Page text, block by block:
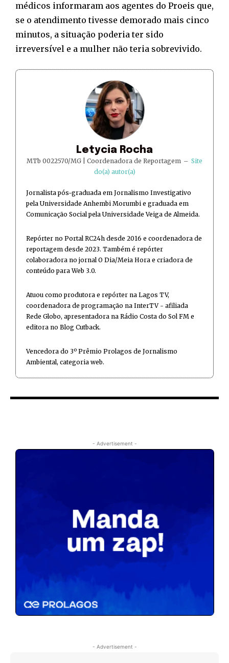
médicos informaram aos agentes do Proeis que,
se o atendimento tivesse demorado mais cinco
minutos, a situação poderia ter sido
irreversível e a mulher não teria sobrevivido.
Letycia Rocha
MTb 0022570/MG | Coordenadora de Reportagem – Site
do(a) autor(a)
Jornalista pós-graduada em Jornalismo Investigativo
pela Universidade Anhembi Morumbi e graduada em
Comunicação Social pela Universidade Veiga de Almeida.
Repórter no Portal RC24h desde 2016 e coordenadora de
reportagem desde 2023. Também é repórter
colaboradora no jornal O Dia/Meia Hora e criadora de
conteúdo para Web 3.0.
Atuou como produtora e repórter na Lagos TV,
coordenadora de programação na InterTV - afiliada
Rede Globo, apresentadora na Rádio Costa do Sol FM e
editora no Blog Cutback.
Vencedora do 3º Prêmio Prolagos de Jornalismo
Ambiental, categoria web.
- Advertisement -
- Advertisement -